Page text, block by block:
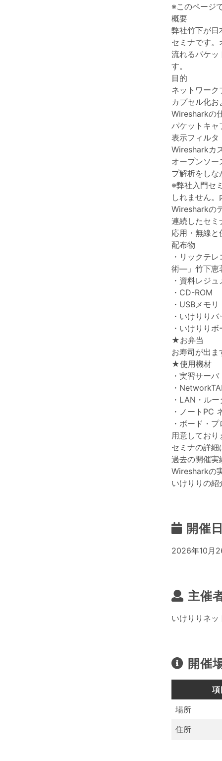
※このページ
概要
弊社竹下が日
セミナです
流れるパケッ
す。
目的
ネットワー
カプセル化
Wiresharkの
パケットキャ
表示フィルタ
Wiresharkカ
オープンソ
プ解析をし
※弊社入門セ
しれません
Wiresharkの
連続したセミ
応用・無線
配布物
・リックテ
術―」竹下恵
・資料レジュ
・CD-ROM
・USBメモリ
・いけりりバ
・いけりり
★お弁当
お寿司が出ま
★使用機材
・実習サーバ
・
・LAN・ルー
・ノートPC
・ボード・
用意しており
セミナの詳細
過去の開催
Wiresharkの
いけりりの
開催
2026年10月
主催
いけりりネッ
開催
項
場所
住所